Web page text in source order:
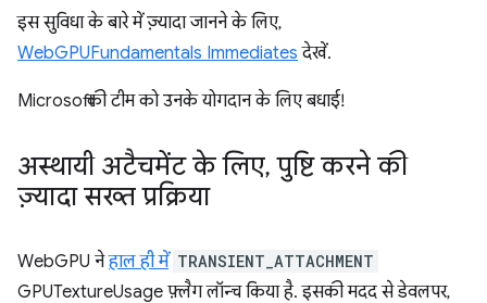
इस सुविधा के बारे में ज़्यादा जानने के लिए,
WebGPUFundamentals Immediates देखें.
Microsoft की टीम को उनके योगदान के लिए बधाई!
अस्थायी अटैचमेंट के लिए, पुष्टि करने की
ज़्यादा सख्त प्रक्रिया
WebGPU नेहाल ही में TRANSIENT_ATTACHMENT
GPUTextureUsage फ़्लैग लॉन्च किया है. इसकी मदद से डेवलपर,